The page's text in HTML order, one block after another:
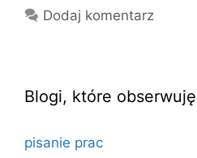
Dodaj komentarz
Blogi, które obserwuję
pisanie prac